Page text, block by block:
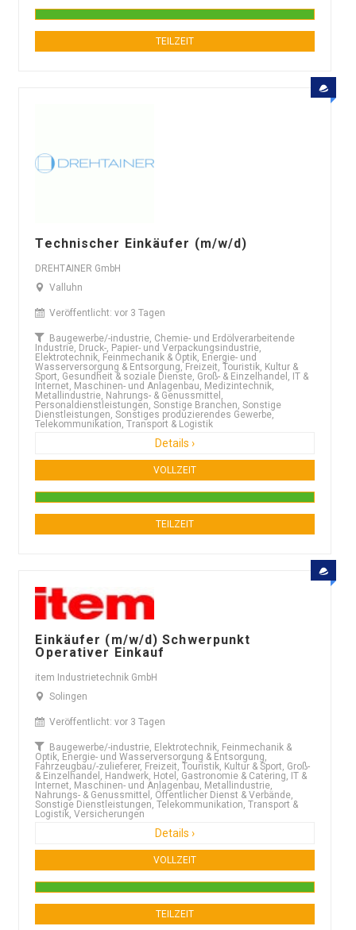
TEILZEIT
Technischer Einkäufer (m/w/d)
DREHTAINER GmbH
Valluhn
Veröffentlicht: vor 3 Tagen
Baugewerbe/-industrie, Chemie- und Erdölverarbeitende
Industrie, Druck-, Papier- und Verpackungsindustrie,
Elektrotechnik, Feinmechanik & Optik, Energie- und
Wasserversorgung & Entsorgung, Freizeit, Touristik, Kultur &
Sport, Gesundheit & soziale Dienste, Groß- & Einzelhandel, IT &
Internet, Maschinen- und Anlagenbau, Medizintechnik,
Metallindustrie, Nahrungs- & Genussmittel,
Personaldienstleistungen, Sonstige Branchen, Sonstige
Dienstleistungen, Sonstiges produzierendes Gewerbe,
Telekommunikation, Transport & Logistik
Details ›
VOLLZEIT
TEILZEIT
Einkäufer (m/w/d) Schwerpunkt
Operativer Einkauf
item Industrietechnik GmbH
Solingen
Veröffentlicht: vor 3 Tagen
Baugewerbe/-industrie, Elektrotechnik, Feinmechanik &
Optik, Energie- und Wasserversorgung & Entsorgung,
Fahrzeugbau/-zulieferer, Freizeit, Touristik, Kultur & Sport, Groß-
& Einzelhandel, Handwerk, Hotel, Gastronomie & Catering, IT &
Internet, Maschinen- und Anlagenbau, Metallindustrie,
Nahrungs- & Genussmittel, Öffentlicher Dienst & Verbände,
Sonstige Dienstleistungen, Telekommunikation, Transport &
Logistik, Versicherungen
Details ›
VOLLZEIT
TEILZEIT